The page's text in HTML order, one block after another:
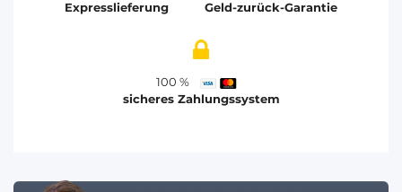
Expresslieferung Geld-zurück-Garantie
100 %
sicheres Zahlungssystem